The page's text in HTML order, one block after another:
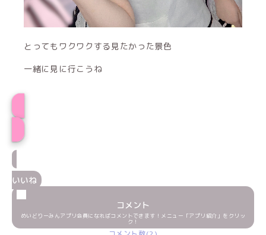
とってもワクワクする見たかった景色
一緒に見に行こうね
いいね
コメント
めいどりーみんアプリ会員になればコメントできます！メニュー「アプリ紹介」をクリッ
ク！